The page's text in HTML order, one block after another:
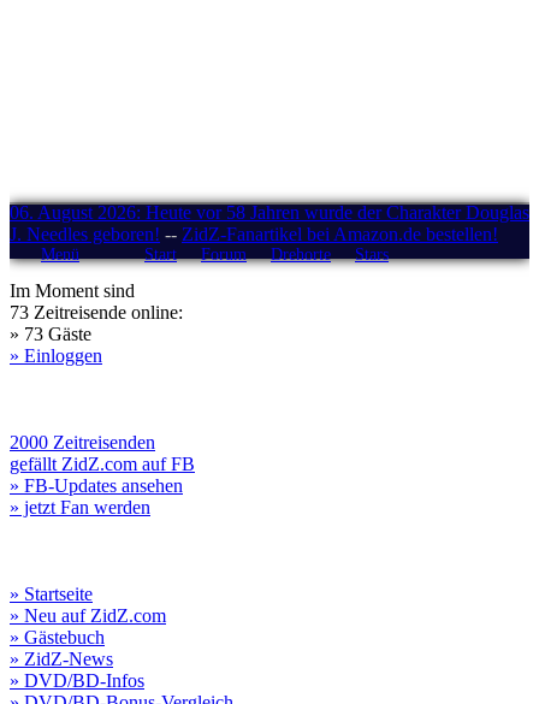
06. August 2026: Heute vor 58 Jahren wurde der Charakter Douglas
J. Needles geboren! -- ZidZ-Fanartikel bei Amazon.de bestellen!
Menü Start Forum Drehorte Stars
Im Moment sind
73 Zeitreisende online:
» 73 Gäste
» Einloggen
2000 Zeitreisenden
gefällt ZidZ.com auf FB
» FB-Updates ansehen
» jetzt Fan werden
» Startseite
» Neu auf ZidZ.com
» Gästebuch
» ZidZ-News
» DVD/BD-Infos